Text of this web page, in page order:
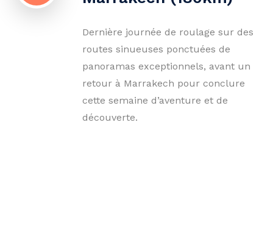
Dernière journée de roulage sur des
routes sinueuses ponctuées de
panoramas exceptionnels, avant un
retour à Marrakech pour conclure
cette semaine d’aventure et de
découverte.